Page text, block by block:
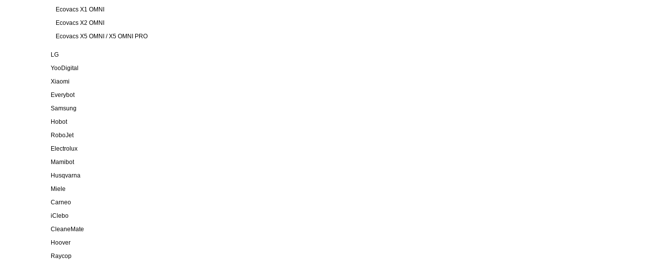
Ecovacs X1 OMNI
Ecovacs X2 OMNI
Ecovacs X5 OMNI / X5 OMNI PRO
LG
YooDigital
Xiaomi
Everybot
Samsung
Hobot
RoboJet
Electrolux
Mamibot
Husqvarna
Miele
Carneo
iClebo
CleaneMate
Hoover
Raycop